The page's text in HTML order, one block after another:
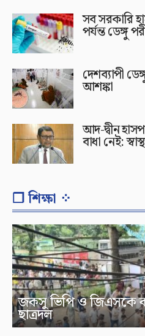
সব সরকারি
পর্যন্ত ডেঙ্গু
দেশব্যাপী
আশঙ্কা
আদ-দ্বীন
বাধা নেই:
❐ শিক্ষা ⁘
জকসু ভিপি ও জিএসকে
ছাত্রদল